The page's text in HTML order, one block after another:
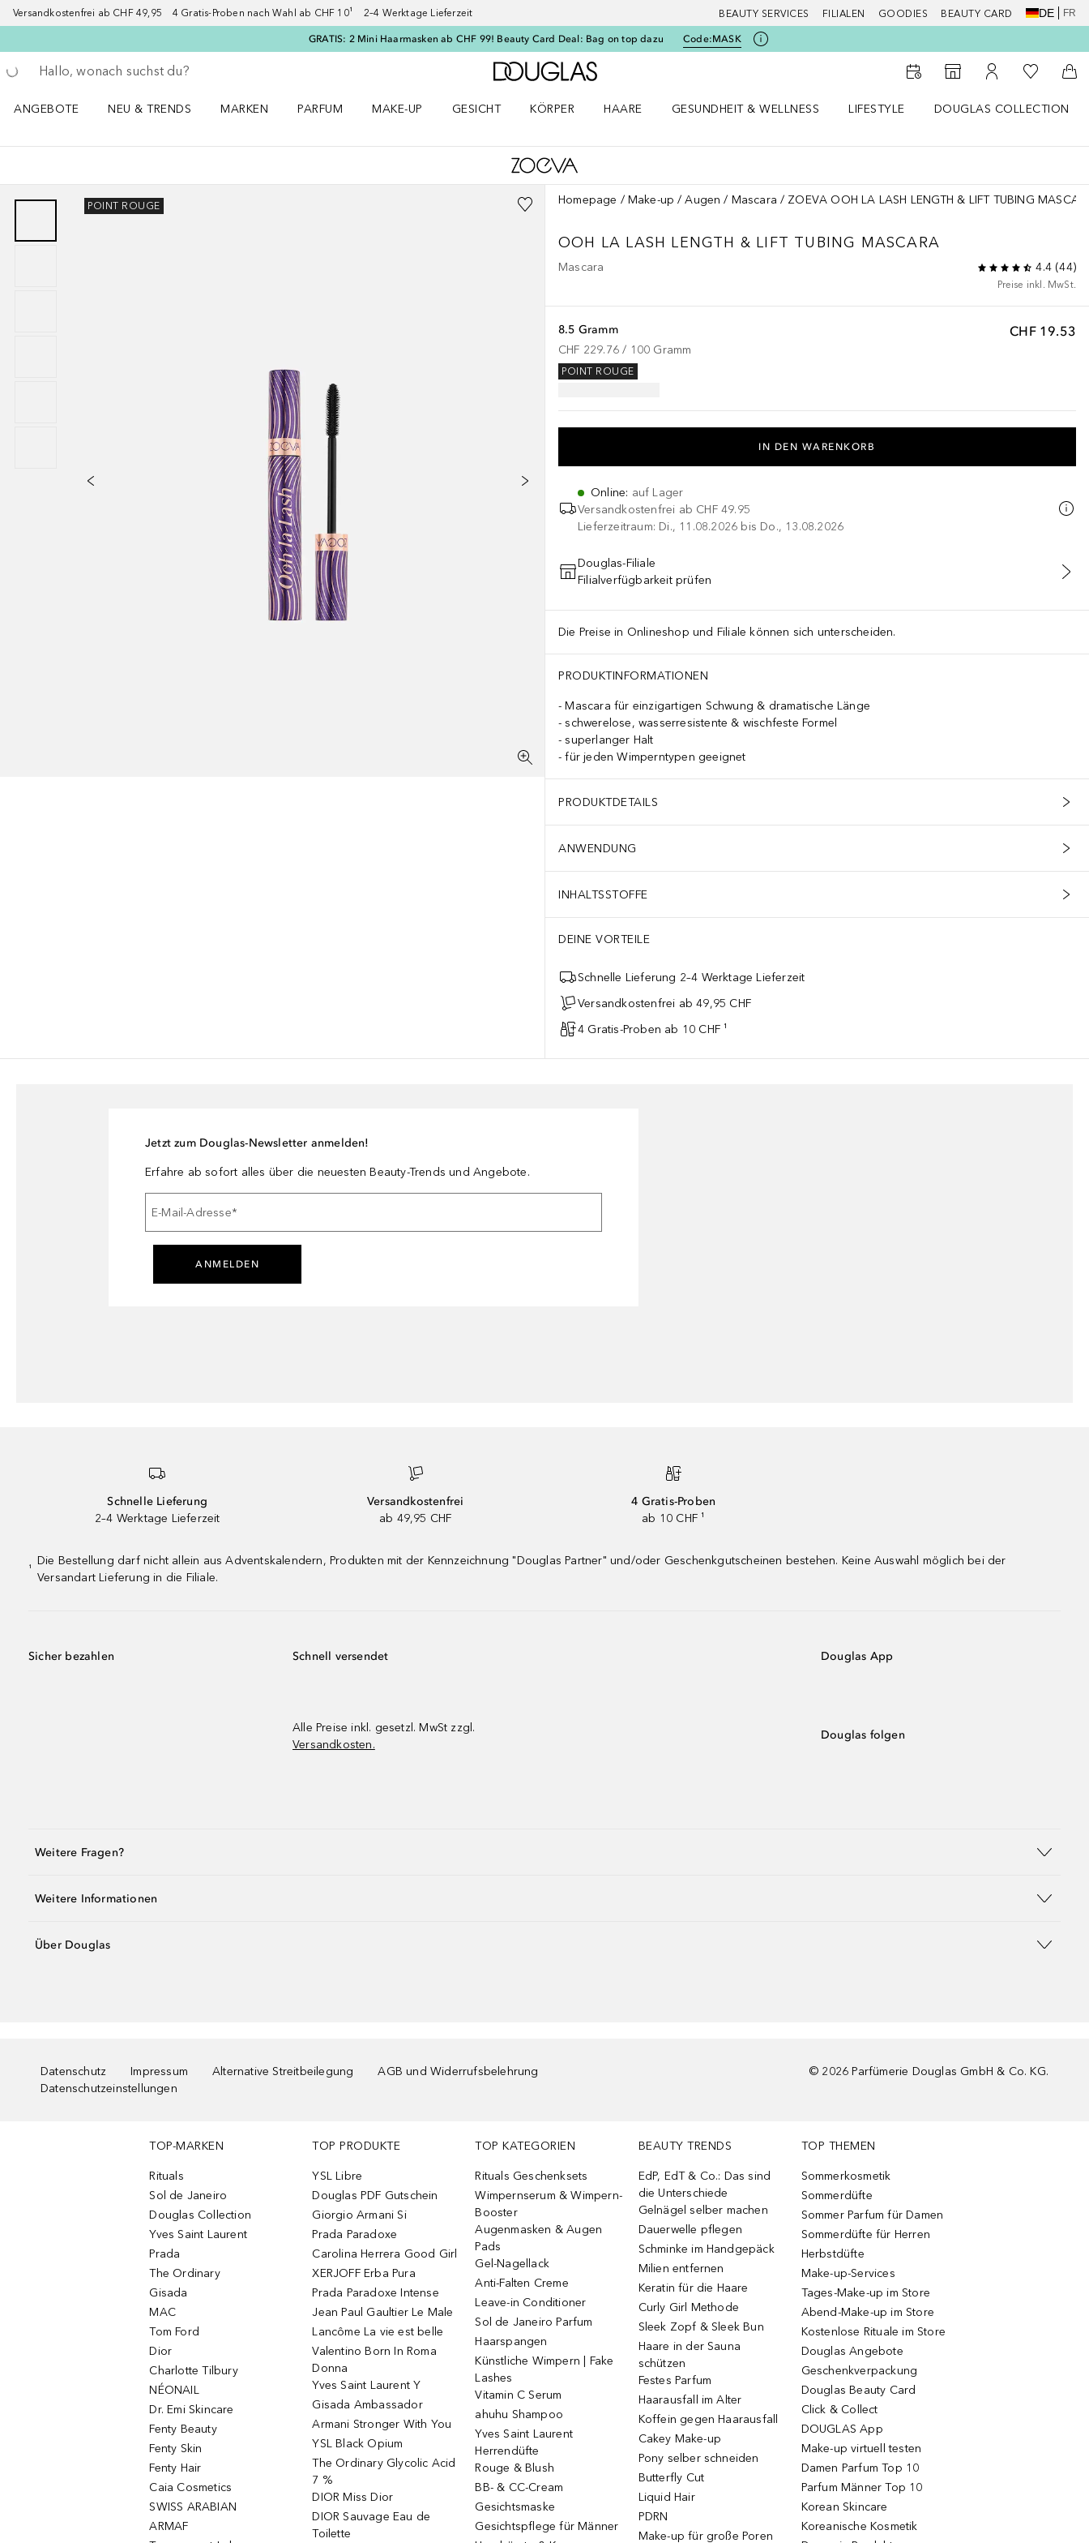
Versandkostenfrei ab CHF 49,95 4 Gratis-Proben nach Wahl ab CHF 10¹ 2–4 Werktage Lieferzeit BEAUTY SERVICES FILIALEN GOODIES BEAUTY CARD DE FR
GRATIS: 2 Mini Haarmasken ab CHF 99! Beauty Card Deal: Bag on top dazu Code:MASK
Gehe zurück
Suche ausführen
Zur Douglas Startseite
Zum Storefinder
Zu Meinem
Zu Meiner
ANGEBOTE
NEU & TRENDS
MARKEN
PARFUM
MAKE-UP
GESICHT
KÖRPER
HAARE
GESUNDHEIT & WELLNESS
LIFESTYLE
DOUGLAS COLLECTION
POINT ROUGE Homepage Make-up Augen Mascara ZOEVA OOH LA LASH LENGTH & LIFT TUBING
OOH LA LASH LENGTH & LIFT TUBING MASCARA
Mascara 4.4(44)
Preise inkl. MwSt.
CHF 19.53
8.5 Gramm
CHF 229.76 / 100 Gramm
POINT ROUGE
IN DEN WARENKORB
Online: auf Lager
Versandkostenfrei ab CHF 49.95
Lieferzeitraum: Di., 11.08.2026 bis Do., 13.08.2026
Douglas-Filiale
Filialverfügbarkeit prüfen
Die Preise in Onlineshop und Filiale können sich unterscheiden.
PRODUKTINFORMATIONEN
Mascara für einzigartigen Schwung & dramatische Länge
schwerelose, wasserresistente & wischfeste Formel
superlanger Halt
für jeden Wimperntypen geeignet
PRODUKTDETAILS
ANWENDUNG
INHALTSSTOFFE
DEINE VORTEILE
Schnelle Lieferung 2–4 Werktage Lieferzeit
Versandkostenfrei ab 49,95 CHF
4 Gratis-Proben ab 10 CHF ¹
Jetzt zum Douglas-Newsletter anmelden!
Erfahre ab sofort alles über die neuesten Beauty-Trends und Angebote.
E-Mail-Adresse*
ANMELDEN
Schnelle Lieferung
2–4 Werktage Lieferzeit
Versandkostenfrei
ab 49,95 CHF
4 Gratis-Proben
ab 10 CHF ¹
¹
Die Bestellung darf nicht allein aus Adventskalendern, Produkten mit der Kennzeichnung "Douglas Partner" und/oder Geschenkgutscheinen bestehen. Keine Auswahl möglich bei der
Versandart Lieferung in die Filiale.
Sicher bezahlen Schnell versendet
Alle Preise inkl. gesetzl. MwSt zzgl.
Versandkosten.
Douglas App
Douglas folgen
Weitere Fragen?
Weitere Informationen
Über Douglas
Datenschutz Impressum Alternative Streitbeilegung
AGB und Widerrufsbelehrung
Datenschutzeinstellungen
© 2026 Parfümerie Douglas GmbH & Co. KG.
TOP-MARKEN
Rituals
Sol de Janeiro
Douglas Collection
Yves Saint Laurent
Prada
The Ordinary
Gisada
MAC
Tom Ford
Dior
Charlotte Tilbury
NÉONAIL
Dr. Emi Skincare
Fenty Beauty
Fenty Skin
Fenty Hair
Caia Cosmetics
SWISS ARABIAN
ARMAF
TOP PRODUKTE
YSL Libre
Douglas PDF Gutschein
Giorgio Armani Si
Prada Paradoxe
Carolina Herrera Good Girl
XERJOFF Erba Pura
Prada Paradoxe Intense
Jean Paul Gaultier Le Male
Lancôme La vie est belle
Valentino Born In Roma
Donna
Yves Saint Laurent Y
Gisada Ambassador
Armani Stronger With You
YSL Black Opium
The Ordinary Glycolic Acid
7 %
DIOR Miss Dior
DIOR Sauvage Eau de
Toilette
TOP KATEGORIEN
Rituals Geschenksets
Wimpernserum & Wimpern-
Booster
Augenmasken & Augen
Pads
Gel-Nagellack
Anti-Falten Creme
Leave-in Conditioner
Sol de Janeiro Parfum
Haarspangen
Künstliche Wimpern | Fake
Lashes
Vitamin C Serum
ahuhu Shampoo
Yves Saint Laurent
Herrendüfte
Rouge & Blush
BB- & CC-Cream
Gesichtsmaske
Gesichtspflege für Männer
BEAUTY TRENDS
EdP, EdT & Co.: Das sind
die Unterschiede
Gelnägel selber machen
Dauerwelle pflegen
Schminke im Handgepäck
Milien entfernen
Keratin für die Haare
Curly Girl Methode
Sleek Zopf & Sleek Bun
Haare in der Sauna
schützen
Festes Parfum
Haarausfall im Alter
Koffein gegen Haarausfall
Cakey Make-up
Pony selber schneiden
Butterfly Cut
Liquid Hair
PDRN
Make-up für große Poren
TOP THEMEN
Sommerkosmetik
Sommerdüfte
Sommer Parfum für Damen
Sommerdüfte für Herren
Herbstdüfte
Make-up-Services
Tages-Make-up im Store
Abend-Make-up im Store
Kostenlose Rituale im Store
Douglas Angebote
Geschenkverpackung
Douglas Beauty Card
Click & Collect
DOUGLAS App
Make-up virtuell testen
Damen Parfum Top 10
Parfum Männer Top 10
Korean Skincare
Koreanische Kosmetik